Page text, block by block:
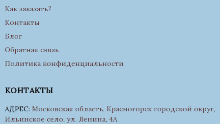
Как заказать?
Контакты
Блог
Обратная связь
Политика конфиденциальности
КОНТАКТЫ
АДРЕС: Московская область, Красногорск городской округ,
Ильинское село, ул. Ленина, 4А